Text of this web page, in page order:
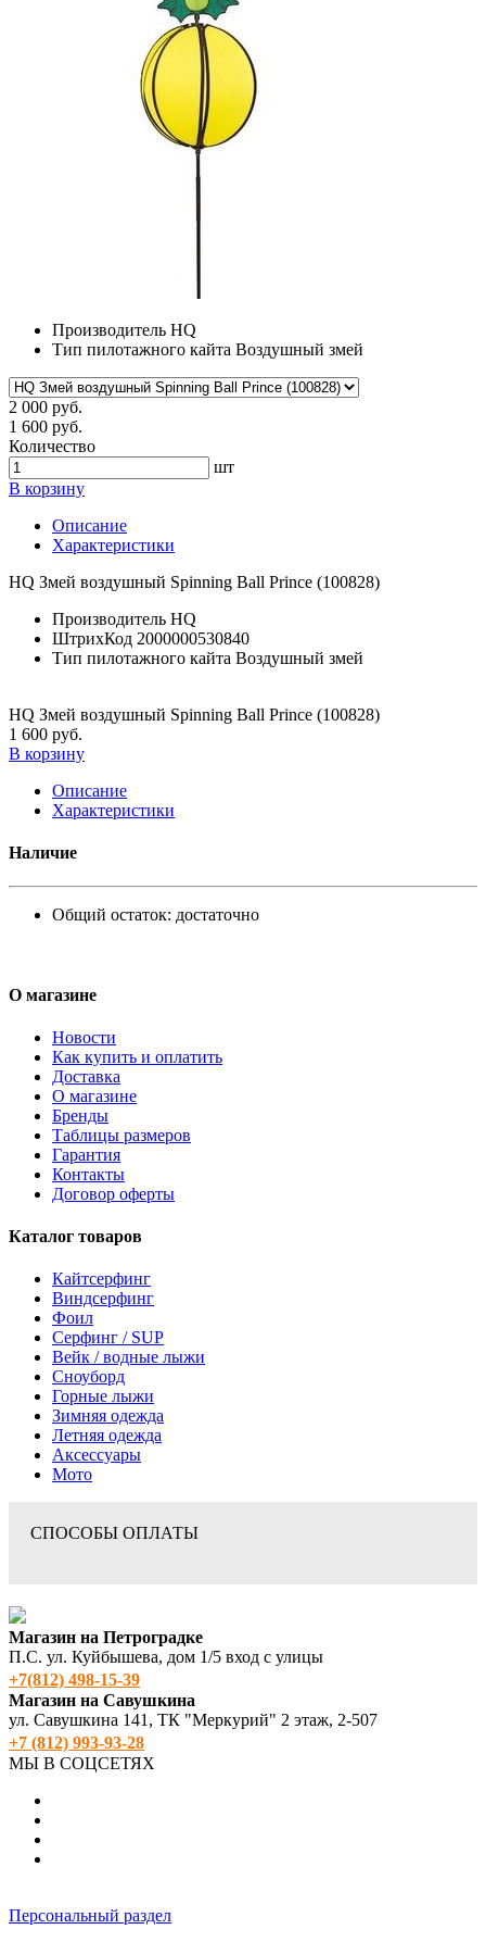
Производитель HQ
Тип пилотажного кайта Воздушный змей
2 000 руб.
1 600 руб.
Количество
шт
В корзину
Описание
Характеристики
HQ Змей воздушный Spinning Ball Prince (100828)
Производитель HQ
ШтрихКод 2000000530840
Тип пилотажного кайта Воздушный змей
HQ Змей воздушный Spinning Ball Prince (100828)
1 600 руб.
В корзину
Описание
Характеристики
Наличие
Общий остаток: достаточно
О магазине
Новости
Как купить и оплатить
Доставка
О магазине
Бренды
Таблицы размеров
Гарантия
Контакты
Договор оферты
Каталог товаров
Кайтсерфинг
Виндсерфинг
Фоил
Серфинг / SUP
Вейк / водные лыжи
Сноуборд
Горные лыжи
Зимняя одежда
Летняя одежда
Аксессуары
Мото
СПОСОБЫ ОПЛАТЫ
Магазин на Петроградке
П.С. ул. Куйбышева, дом 1/5 вход с улицы
+7(812) 498‑15-39
Магазин на Савушкина
ул. Савушкина 141, ТК "Меркурий" 2 этаж, 2-507
+7 (812) 993-93-28
МЫ В СОЦСЕТЯХ
Персональный раздел